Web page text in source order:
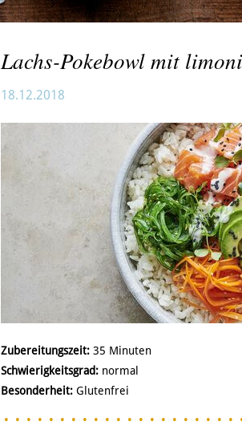
Lachs-Pokebowl mit
18.12.2018
Zubereitungszeit: 35 Minuten
Schwierigkeitsgrad: normal
Besonderheit: Glutenfrei